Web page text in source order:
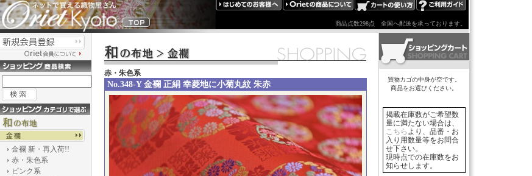
商品点数298点 全国へ配送を承っております。
金襴 新・再入荷!!
赤・朱色系
ピンク系
赤・朱色系
No.348-Y 金襴 正絹 幸菱地に小菊丸紋 朱赤
買物カゴの中身が空です。
商品をお選びください。
掲載在庫数がご希望数
量に満たない場合は、
こちら より、品番・お
入り用数量等をお問合
せ下さい。
現時点での在庫数をお
知らせします。